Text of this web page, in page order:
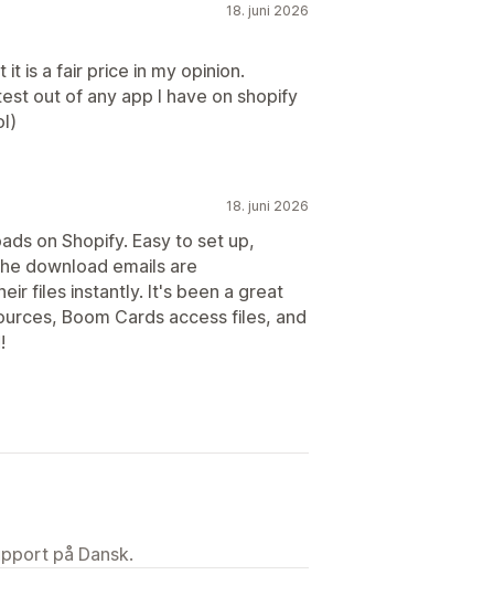
18. juni 2026
is a fair price in my opinion.
out of any app I have on shopify
18. juni 2026
on Shopify. Easy to set up,
download emails are
files instantly. It's been a great
Boom Cards access files, and
på Dansk.